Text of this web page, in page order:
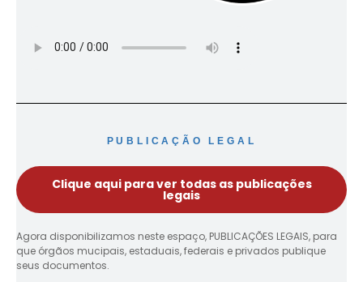
PUBLICAÇÃO LEGAL
Clique aqui para ver todas as publicações
legais
Agora disponibilizamos neste espaço, PUBLICAÇÕES LEGAIS, para
que órgãos mucipais, estaduais, federais e privados publique
seus documentos.